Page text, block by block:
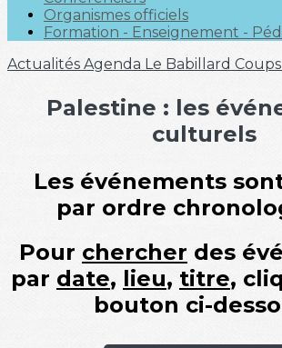
Organismes officiels
Formation - Enseignement -
Actualités Agenda Le Babillard
Palestine : les
culturels
Les événements
par ordre
Pour chercher des
par date, lieu, titre,
bouton ci-